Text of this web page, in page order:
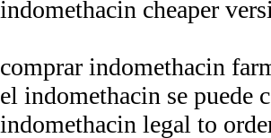
indomethacin cheaper
comprar indomethacin
el indomethacin se puede
indomethacin legal to